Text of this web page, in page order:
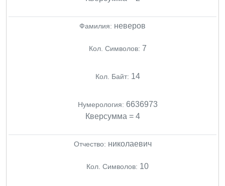
Фамилия: неверов
Кол. Символов: 7
Кол. Байт: 14
Нумерология: 6636973
Кверсумма = 4
Отчество: николаевич
Кол. Символов: 10